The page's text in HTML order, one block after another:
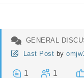
GENERAL
Last Post by
1 1